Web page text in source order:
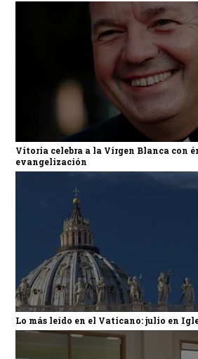
Vitoria celebra a la Virgen Blanca con
evangelización
Lo más leído en el Vaticano: julio en